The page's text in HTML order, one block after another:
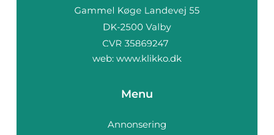
web: www.klikko.dk
Menu
Annonsering